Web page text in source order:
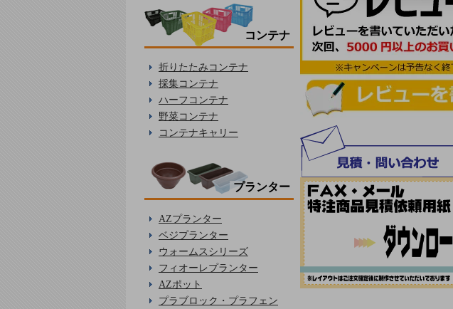
コンテナ
折りたたみコンテナ
採集コンテナ
ハーフコンテナ
野菜コンテナ
コンテナキャリー
プランター
AZプランター
ベジプランター
ウォームスシリーズ
フィオーレプランター
AZポット
プラブロック・プラフェン